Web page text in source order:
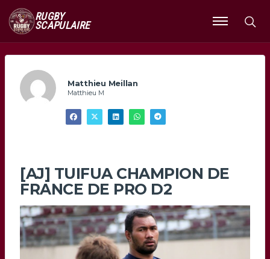
RUGBY
SCAPULAIRE
Ouvrir
le
Matthieu Meillan
Matthieu M
[AJ] TUIFUA CHAMPION DE
FRANCE DE PRO D2